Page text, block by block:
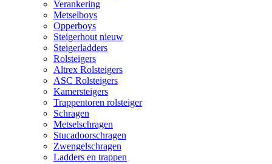
Verankering
Metselboys
Opperboys
Steigerhout nieuw
Steigerladders
Rolsteigers
Altrex Rolsteigers
ASC Rolsteigers
Kamersteigers
Trappentoren rolsteiger
Schragen
Metselschragen
Stucadoorschragen
Zwengelschragen
Ladders en trappen